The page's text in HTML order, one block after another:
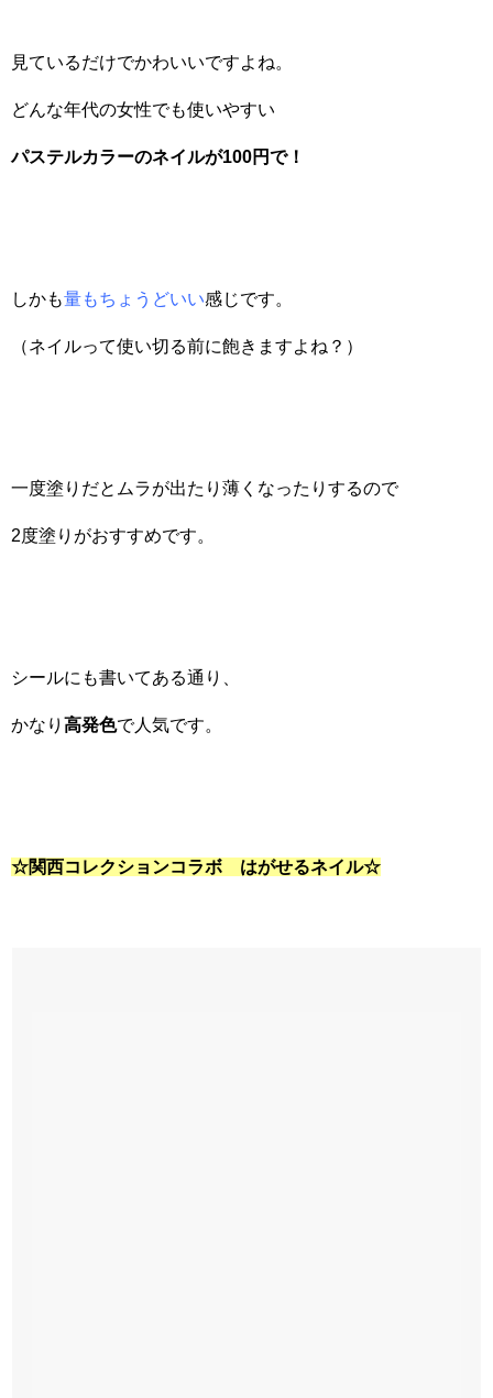
見ているだけでかわいいですよね。
どんな年代の女性でも使いやすい
パステルカラーのネイルが100円で！
しかも量もちょうどいい感じです。
（ネイルって使い切る前に飽きますよね？）
一度塗りだとムラが出たり薄くなったりするので
2度塗りがおすすめです。
シールにも書いてある通り、
かなり 高発色で人気です。
☆関西コレクションコラボ はがせるネイル☆